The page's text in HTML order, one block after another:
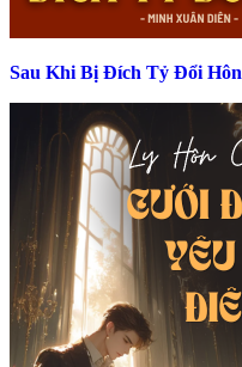
Sau Khi Bị Đích Tỷ Đổi Hôn